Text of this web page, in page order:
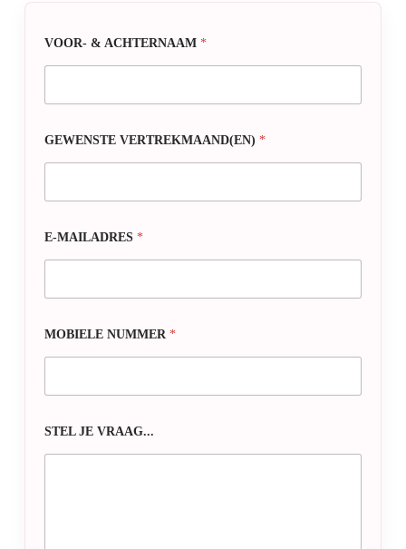
VOOR- & ACHTERNAAM*
GEWENSTE VERTREKMAAND(EN)*
E-MAILADRES*
MOBIELE NUMMER*
STEL JE VRAAG...